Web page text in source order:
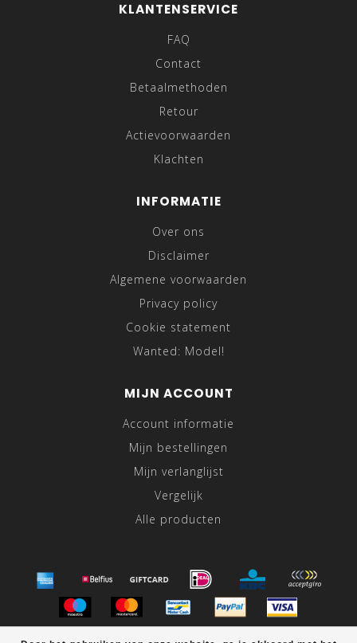
KLANTENSERVICE
FAQ
Contact
Betaalmethoden
Retour
Actievoorwaarden
Klachten
INFORMATIE
Over ons
Disclaimer
Algemene voorwaarden
Privacy policy
Cookie statement
Wanted: Model!
MIJN ACCOUNT
Account informatie
Mijn bestellingen
Mijn verlanglijst
Vergelijk
Alle producten